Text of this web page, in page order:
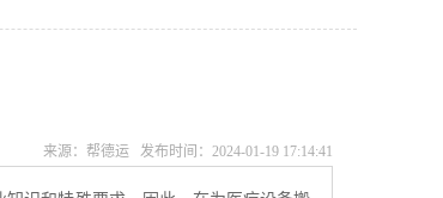
来源：帮德运 发布时间： 2024-01-19 17:14:41